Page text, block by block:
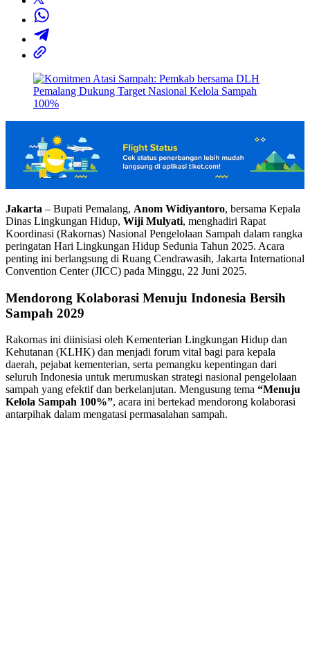
Jakarta – Bupati Pemalang, Anom Widiyantoro, bersama Kepala
Dinas Lingkungan Hidup, Wiji Mulyati, menghadiri Rapat
Koordinasi (Rakornas) Nasional Pengelolaan Sampah dalam rangka
peringatan Hari Lingkungan Hidup Sedunia Tahun 2025. Acara
penting ini berlangsung di Ruang Cendrawasih, Jakarta International
Convention Center (JICC) pada Minggu, 22 Juni 2025.
Mendorong Kolaborasi Menuju Indonesia Bersih
Sampah 2029
Rakornas ini diinisiasi oleh Kementerian Lingkungan Hidup dan
Kehutanan (KLHK) dan menjadi forum vital bagi para kepala
daerah, pejabat kementerian, serta pemangku kepentingan dari
seluruh Indonesia untuk merumuskan strategi nasional pengelolaan
sampah yang efektif dan berkelanjutan. Mengusung tema “Menuju
Kelola Sampah 100%”, acara ini bertekad mendorong kolaborasi
antarpihak dalam mengatasi permasalahan sampah.